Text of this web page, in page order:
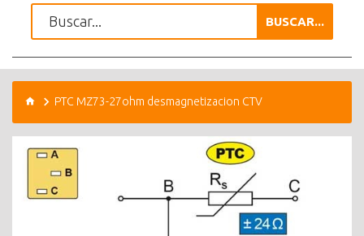
BUSCAR...
PTC MZ73-27ohm desmagnetizacion CTV